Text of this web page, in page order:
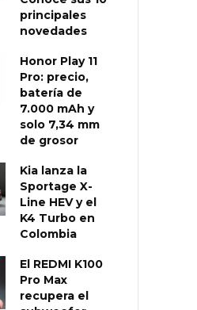
principales
novedades
Honor Play 11
Pro: precio,
batería de
7.000 mAh y
solo 7,34 mm
de grosor
Kia lanza la
Sportage X-
Line HEV y el
K4 Turbo en
Colombia
El REDMI K100
Pro Max
recupera el